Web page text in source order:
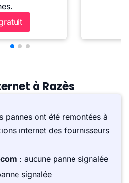
à Razès
pannes ont été remontées à
internet des fournisseurs
: aucune panne signalée
signalée